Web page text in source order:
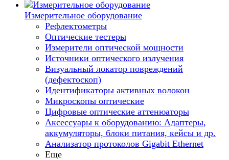
Измерительное оборудование
Рефлектометры
Оптические тестеры
Измерители оптической мощности
Источники оптического излучения
Визуальный локатор повреждений
(дефектоскоп)
Идентификаторы активных волокон
Микроскопы оптические
Цифровые оптические аттенюаторы
Аксессуары к оборудованию: Адаптеры,
аккумуляторы, блоки питания, кейсы и др.
Анализатор протоколов Gigabit Ethernet
Еще